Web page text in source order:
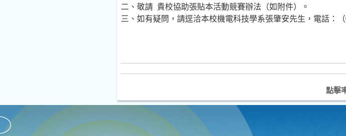
二、敬請 貴校協助張貼本活動競賽辦法（如附件）。
三、如有疑問，請逕洽本校機電科技學系張肇安先生，電話：
點擊